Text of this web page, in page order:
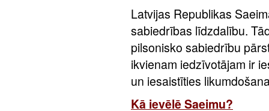
Latvijas Republikas
sabiedrības līdzdalību.
pilsonisko sabiedrību
ikvienam iedzīvotājam ir
un iesaistīties
Kā ievēlē Saeimu?